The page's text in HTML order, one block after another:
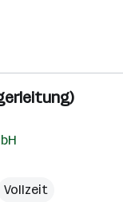
Vollzeit